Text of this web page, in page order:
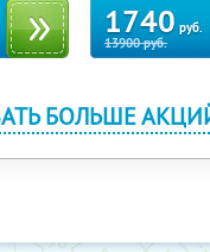
1740 руб.
13900руб.
БОЛЬШЕ